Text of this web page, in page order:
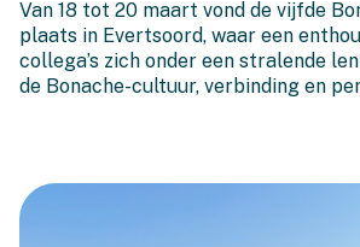
Zon, groei en
Van 18 tot 20 maart vond de vijfde
plaats in Evertsoord, waar een
collega’s zich onder een stralende
de Bonache-cultuur, verbinding en